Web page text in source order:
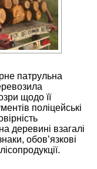
патрульна
щодо її
поліцейські
деревині взагалі
обов’язкові